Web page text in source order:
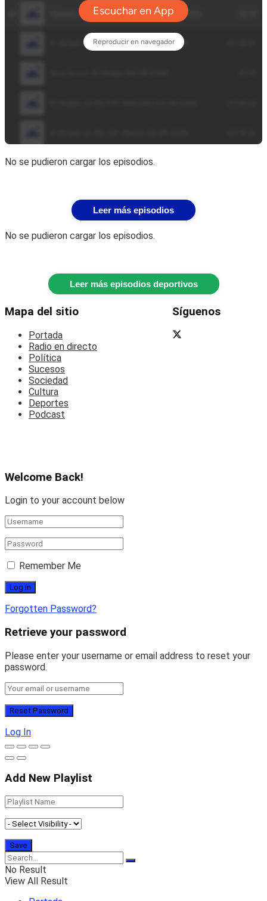
No se pudieron cargar los episodios.
Leer más episodios
No se pudieron cargar los episodios.
Leer más episodios deportivos
Mapa del sitio
Portada
Radio en directo
Política
Sucesos
Sociedad
Cultura
Deportes
Podcast
Síguenos
Welcome Back!
Login to your account below
Remember Me
Forgotten Password?
Retrieve your password
Please enter your username or email address to reset your
password.
Log In
Add New Playlist
No Result
View All Result